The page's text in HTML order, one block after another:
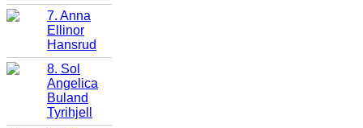
7. Anna
Ellinor
Hansrud
8. Sol
Angelica
Buland
Tyrihjell